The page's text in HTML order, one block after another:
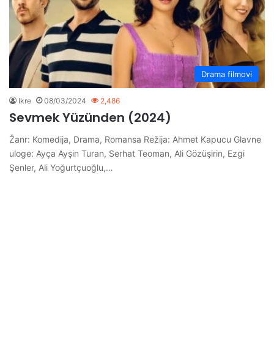
Drama filmovi
Ikre 08/03/2024 2,486
Sevmek Yüzünden (2024)
Žanr: Komedija, Drama, Romansa Režija: Ahmet Kapucu Glavne
uloge: Ayça Ayşin Turan, Serhat Teoman, Ali Gözüşirin, Ezgi
Şenler, Ali Yoğurtçuoğlu,…